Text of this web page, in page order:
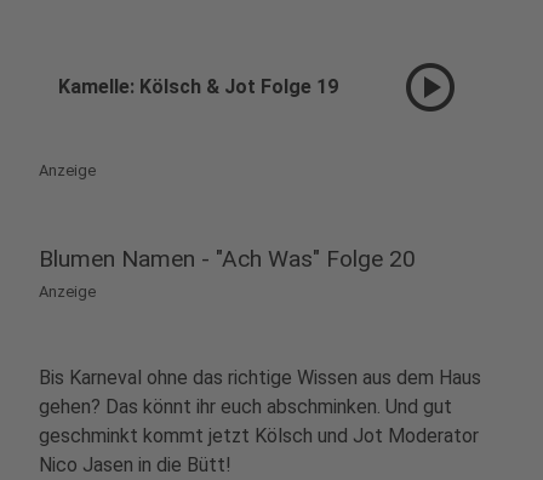
Kamelle: Kölsch & Jot Folge 19 play_circle
Anzeige
Blumen Namen - "Ach Was" Folge 20
Anzeige
Bis Karneval ohne das richtige Wissen aus dem Haus
gehen? Das könnt ihr euch abschminken. Und gut
geschminkt kommt jetzt Kölsch und Jot Moderator
Nico Jasen in die Bütt!